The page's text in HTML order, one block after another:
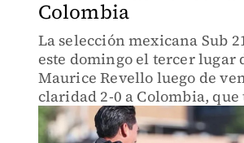
Colombia
La selección mexicana Sub
este domingo el tercer lugar
Maurice Revello luego de
claridad 2-0 a Colombia,
partido con nueve jugadores
dos expulsiones.